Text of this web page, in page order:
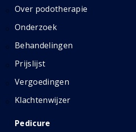
Over podotherapie
Onderzoek
Behandelingen
Prijslijst
Vergoedingen
Klachtenwijzer
Pedicure